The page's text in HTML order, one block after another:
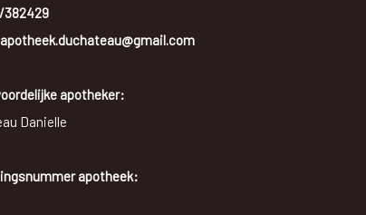
382429
apotheker:
Danielle
apotheek: